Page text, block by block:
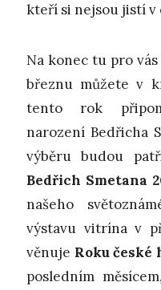
kteří si nejsou jistí v
Na konec tu pro
březnu můžete v
tento rok
narození Bedřicha
výběru budou
Bedřich Smetana
našeho
výstavu vitrína v
věnuje Roku české
posledním